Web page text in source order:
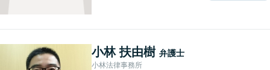
問題に対応可能です。お気軽
にご相談ください。
小林 扶由樹 弁護士
小林法律事務所